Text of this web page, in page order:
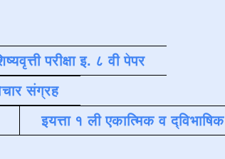
परीक्षा इ. ८ वी पेपर
संग्रह
इयत्ता १ ली एकात्मिक व द्विभाषिक